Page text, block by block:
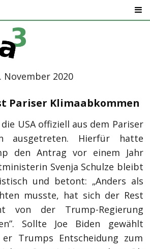
November 2020
Pariser Klimaabkommen
USA offiziell aus dem Pariser
ausgetreten. Hierfür hatte
den Antrag vor einem Jahr
Svenja Schulze bleibt
und betont: „Anders als
musste, hat sich der Rest
von der Trump-Regierung
Sollte Joe Biden gewählt
Trumps Entscheidung zum